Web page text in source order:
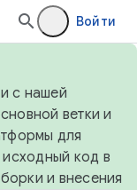
Войти
с нашей
ветки и
для
код в
и внесения